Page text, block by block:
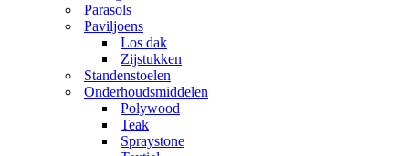
Parasols
Paviljoens
Los dak
Zijstukken
Standenstoelen
Onderhoudsmiddelen
Polywood
Teak
Spraystone